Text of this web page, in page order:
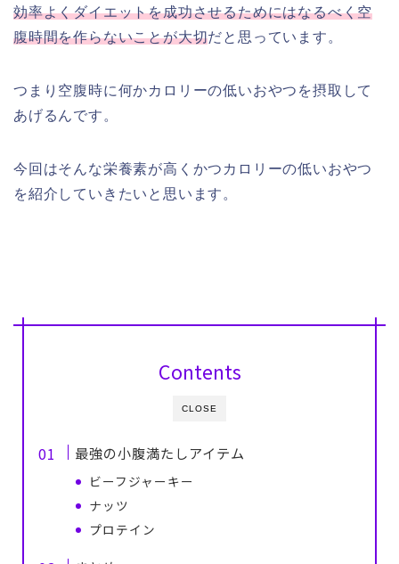
効率よくダイエットを成功させるためにはなるべく空
腹時間を作らないことが大切だと思っています。
つまり空腹時に何かカロリーの低いおやつを摂取して
あげるんです。
今回はそんな栄養素が高くかつカロリーの低いおやつ
を紹介していきたいと思います。
CLOSE
Contents
最強の小腹満たしアイテム
ビーフジャーキー
ナッツ
プロテイン